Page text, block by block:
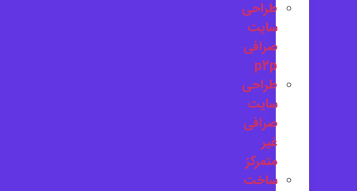
طراحی
سایت
صرافی
p2p
طراحی
سایت
صرافی
غیر
متمرکز
ساخت